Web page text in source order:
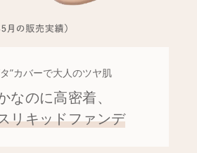
”カバーで大人のツヤ肌
なのに高密着、
リキッドファンデ